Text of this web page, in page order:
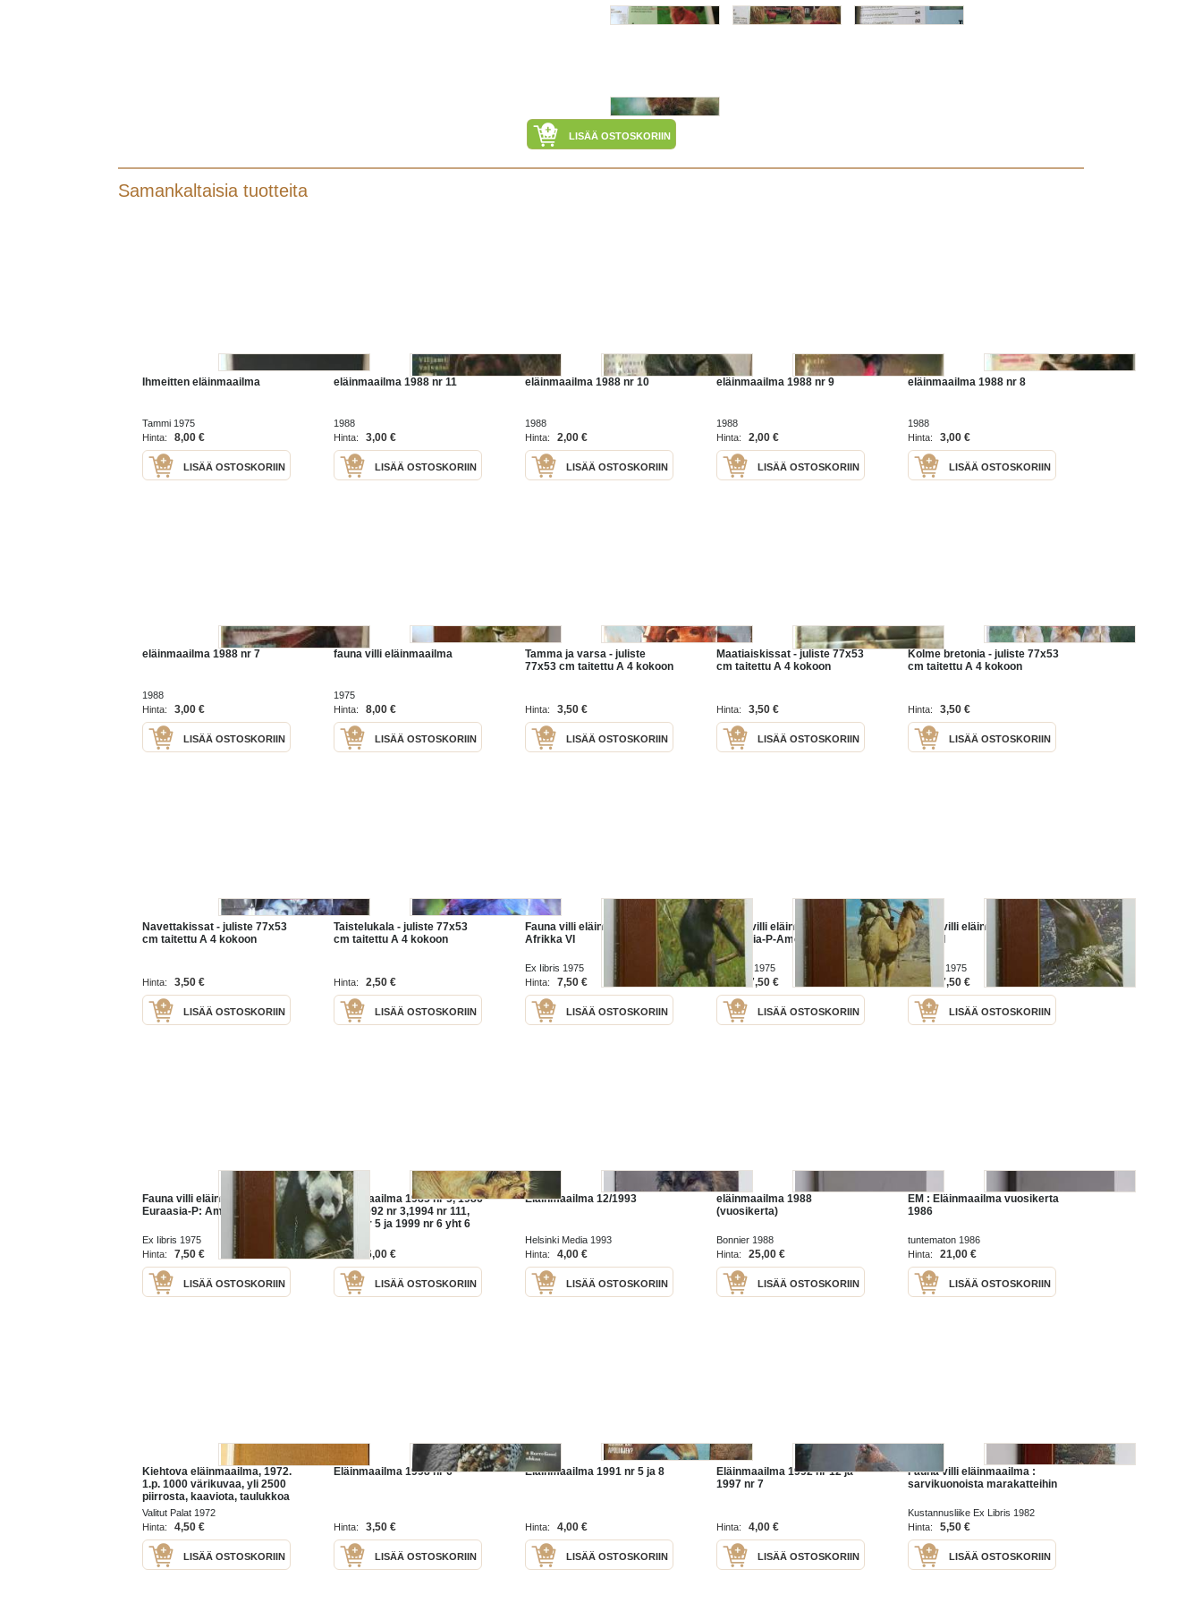
LISÄÄ OSTOSKORIIN
Samankaltaisia tuotteita
Ihmeitten eläinmaailma
Tammi 1975
Hinta:
8,00 €
LISÄÄ OSTOSKORIIN
eläinmaailma 1988 nr 11
1988
Hinta:
3,00 €
LISÄÄ OSTOSKORIIN
eläinmaailma 1988 nr 10
1988
Hinta:
2,00 €
LISÄÄ OSTOSKORIIN
eläinmaailma 1988 nr 9
1988
Hinta:
2,00 €
LISÄÄ OSTOSKORIIN
eläinmaailma 1988 nr 8
1988
Hinta:
3,00 €
LISÄÄ OSTOSKORIIN
eläinmaailma 1988 nr 7
1988
Hinta:
3,00 €
LISÄÄ OSTOSKORIIN
fauna villi eläinmaailma
1975
Hinta:
8,00 €
LISÄÄ OSTOSKORIIN
Tamma ja varsa - juliste
77x53 cm taitettu A 4 kokoon
Hinta: 3,50 €
LISÄÄ OSTOSKORIIN
Maatiaiskissat - juliste 77x53
cm taitettu A 4 kokoon
Hinta: 3,50 €
LISÄÄ OSTOSKORIIN
Kolme bretonia - juliste 77x53
cm taitettu A 4 kokoon
Hinta: 3,50 €
LISÄÄ OSTOSKORIIN
Navettakissat - juliste 77x53
cm taitettu A 4 kokoon
Hinta: 3,50 €
LISÄÄ OSTOSKORIIN
Taistelukala - juliste 77x53
cm taitettu A 4 kokoon
Hinta: 2,50 €
LISÄÄ OSTOSKORIIN
Fauna villi eläinmaailma :
Afrikka VI
Ex Iibris 1975
Hinta:
7,50 €
LISÄÄ OSTOSKORIIN
Fauna villi eläinmaailma :
Euraasia-P-Amerikka I
Ex Iibris 1975
Hinta:
7,50 €
LISÄÄ OSTOSKORIIN
Fauna villi eläinmaailma :
Meret II
Ex Iibris 1975
Hinta:
7,50 €
LISÄÄ OSTOSKORIIN
Fauna villi eläinmaailma :
Euraasia-P: Amerikka VI
Ex Iibris 1975
Hinta:
7,50 €
LISÄÄ OSTOSKORIIN
Eläinmaailma 1985 nr 5, 1986
nr 1, 1992 nr 3,1994 nr 111,
1997 nr 5 ja 1999 nr 6 yht 6
lehteä
Hinta: 6,00 €
LISÄÄ OSTOSKORIIN
Eläinmaailma 12/1993
Helsinki Media 1993
Hinta:
4,00 €
LISÄÄ OSTOSKORIIN
eläinmaailma 1988
(vuosikerta)
Bonnier 1988
Hinta:
25,00 €
LISÄÄ OSTOSKORIIN
EM : Eläinmaailma vuosikerta
1986
tuntematon 1986
Hinta:
21,00 €
LISÄÄ OSTOSKORIIN
Kiehtova eläinmaailma, 1972.
1.p. 1000 värikuvaa, yli 2500
piirrosta, kaaviota, taulukkoa
tai karttaa. Täydellinen
hakemisto.
Valitut Palat 1972
Hinta:
4,50 €
LISÄÄ OSTOSKORIIN
Eläinmaailma 1998 nr 6
Hinta: 3,50 €
LISÄÄ OSTOSKORIIN
Eläinmaailma 1991 nr 5 ja 8
Hinta: 4,00 €
LISÄÄ OSTOSKORIIN
Eläinmaailma 1992 nr 12 ja
1997 nr 7
Hinta: 4,00 €
LISÄÄ OSTOSKORIIN
Fauna villi eläinmaailma :
sarvikuonoista marakatteihin
Kustannusliike Ex Libris 1982
Hinta:
5,50 €
LISÄÄ OSTOSKORIIN